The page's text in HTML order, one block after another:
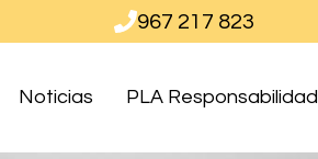
967 217 823
Noticias PLA Responsabilidad